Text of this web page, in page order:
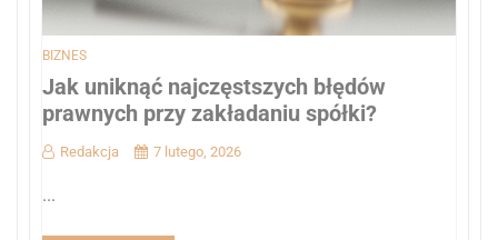
BIZNES
Jak uniknąć najczęstszych błędów
prawnych przy zakładaniu spółki?
Redakcja 7 lutego, 2026
...